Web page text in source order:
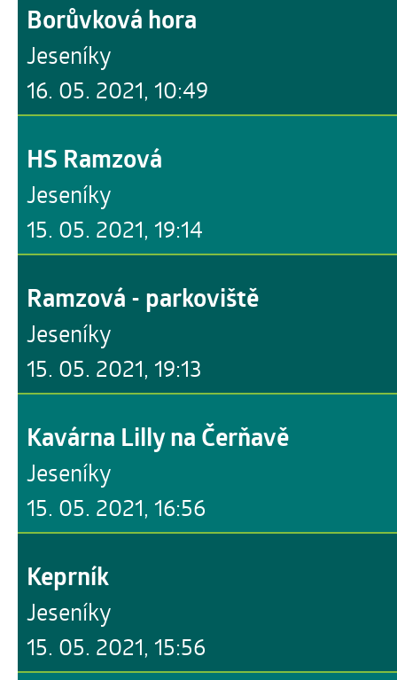
16. 05. 2021, 10:49
Borůvková hora
Jeseníky
15. 05. 2021, 19:14
HS Ramzová
Jeseníky
15. 05. 2021, 19:13
Ramzová - parkoviště
Jeseníky
15. 05. 2021, 16:56
Kavárna Lilly na Čerňavě
Jeseníky
15. 05. 2021, 15:56
Keprník
Jeseníky